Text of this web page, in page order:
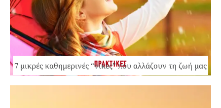
ΠΡΑΚΤΙΚΕΣ
7 μικρές καθημερινές “νίκες” που αλλάζουν τη ζωή μας